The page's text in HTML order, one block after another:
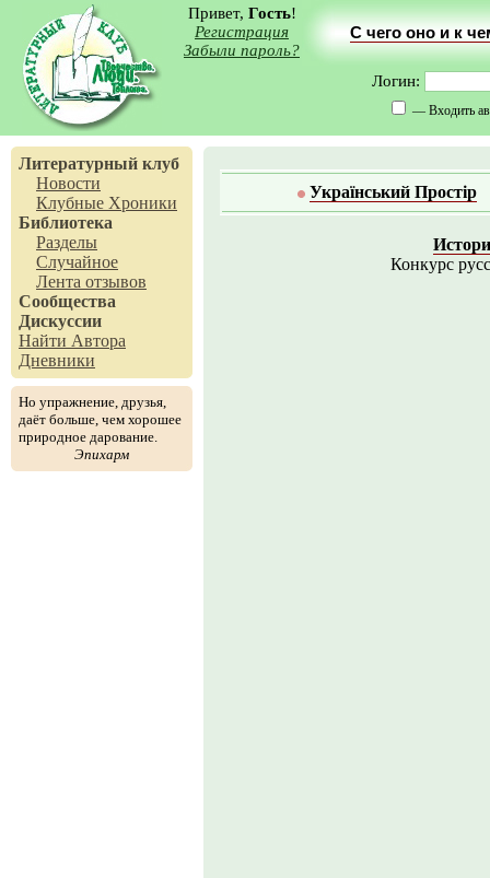
Привет, Гость!
Регистрация
Забыли пароль?
С чего оно и к
Логин:
— Входить
Литературный клуб
Новости
Клубные Хроники
Библиотека
Разделы
Случайное
Лента отзывов
Сообщества
Дискуссии
Найти Автора
Дневники
Но упражнение, друзья,
даёт больше, чем хорошее
природное дарование.
Эпихарм
Український Простір
Конкурс